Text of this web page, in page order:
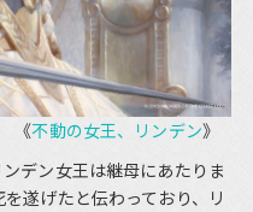
《不動の女王、リンデン》
デン女王は継母にあたりま
遂げたと伝わっており、リ